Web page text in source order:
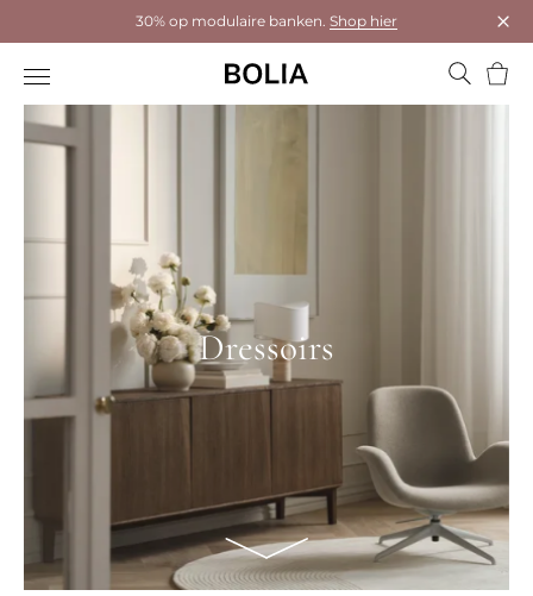
30% op modulaire banken. Shop hier
Dressoirs